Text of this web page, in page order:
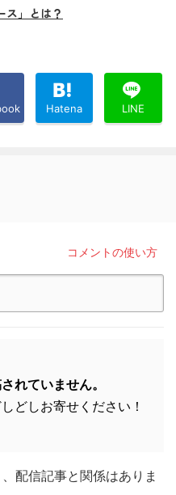
ス」とは？
Hatena LINE
コメントの使い方
れていません。
どしお寄せください！
配信記事と関係はありま